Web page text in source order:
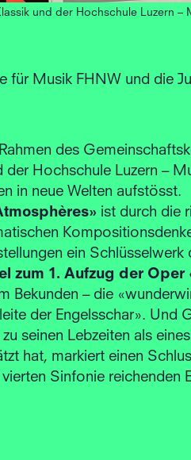
und der Hochschule Luzern –
für Musik FHNW und die
des
Hochschule Luzern –
in neue Welten aufstösst.
ist durch die
ein Schlüsselwerk
zum 1. Aufzug der Oper
Bekunden – die
der Engelsschar». Und
seinen Lebzeiten als
hat, markiert einen
Sinfonie reichenden